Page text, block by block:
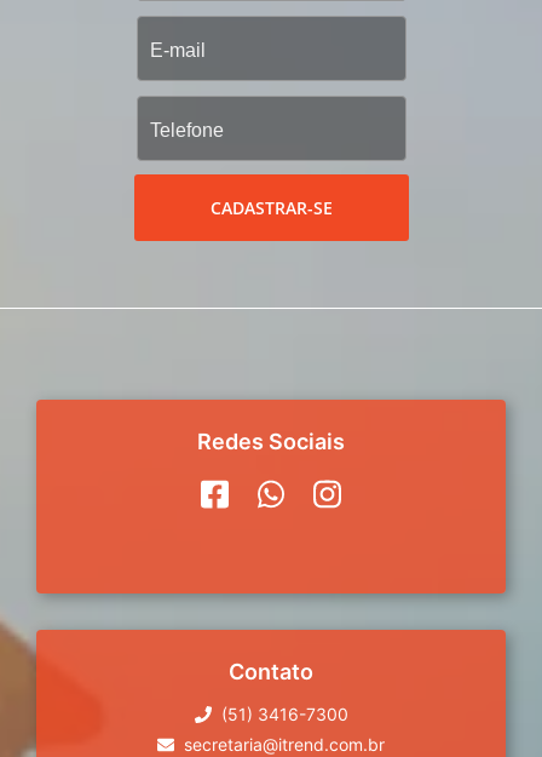
CADASTRAR-SE
Redes Sociais
Contato
(51) 3416-7300
secretaria@itrend.com.br